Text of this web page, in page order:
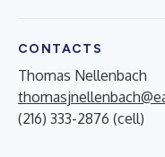
CONTACTS
Thomas Nellenbach
(216) 333-2876 (cell)